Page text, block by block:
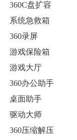
360C盘扩容
系统急救箱
360录屏
游戏保险箱
游戏大厅
360办公助手
桌面助手
驱动大师
360压缩解压